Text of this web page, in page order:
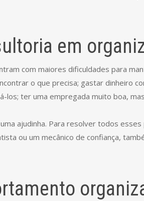
em
com maiores dificuldades para
o que precisa; gastar dinheiro
los; ter uma empregada muito boa,
ajudinha. Para resolver todos
ou um mecânico de confiança,